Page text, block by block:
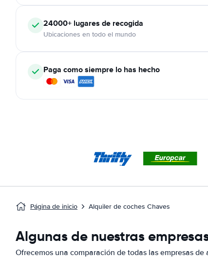
24000+ lugares de recogida
Ubicaciones en todo el mundo
Paga como siempre lo has hecho
Página de inicio Alquiler de coches Chaves
Algunas de nuestras
Ofrecemos una comparación de todas las empresas